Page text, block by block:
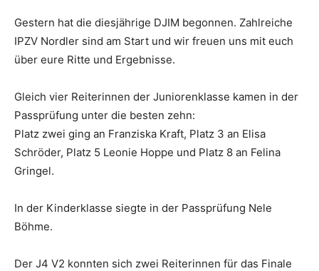
Gestern hat die diesjährige DJIM begonnen. Zahlreiche
IPZV Nordler sind am Start und wir freuen uns mit euch
über eure Ritte und Ergebnisse.
Gleich vier Reiterinnen der Juniorenklasse kamen in der
Passprüfung unter die besten zehn:
Platz zwei ging an Franziska Kraft, Platz 3 an Elisa
Schröder, Platz 5 Leonie Hoppe und Platz 8 an Felina
Gringel.
In der Kinderklasse siegte in der Passprüfung Nele
Böhme.
Der J4 V2 konnten sich zwei Reiterinnen für das Finale